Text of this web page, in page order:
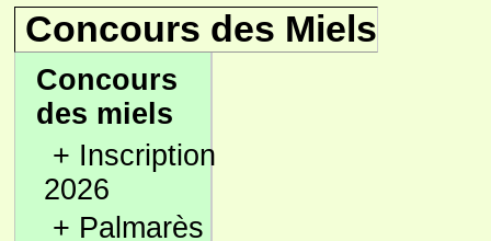
Concours des Miels
Concours
des miels
+ Inscription
2026
+ Palmarès